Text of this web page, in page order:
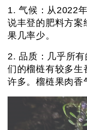
1. 气候：从2022
说丰登的肥料方案
果几率少。
2. 品质：几乎所
们的榴梿有较多生
许多。榴梿果肉香